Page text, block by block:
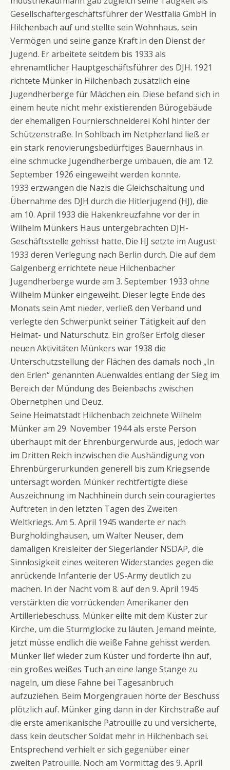
Gesellschaftergeschäftsführer der Westfalia GmbH in
Hilchenbach auf und stellte sein Wohnhaus, sein
Vermögen und seine ganze Kraft in den Dienst der
Jugend. Er arbeitete seitdem bis 1933 als
ehrenamtlicher Hauptgeschäftsführer des DJH. 1921
richtete Münker in Hilchenbach zusätzlich eine
Jugendherberge für Mädchen ein. Diese befand sich in
einem heute nicht mehr existierenden Bürogebäude
der ehemaligen Fournierschneiderei Kohl hinter der
Schützenstraße. In Sohlbach im Netpherland ließ er
ein stark renovierungsbedürftiges Bauernhaus in
eine schmucke Jugendherberge umbauen, die am 12.
September 1926 eingeweiht werden konnte.
1933 erzwangen die Nazis die Gleichschaltung und
Übernahme des DJH durch die Hitlerjugend (HJ), die
am 10. April 1933 die Hakenkreuzfahne vor der in
Wilhelm Münkers Haus untergebrachten DJH-
Geschäftsstelle gehisst hatte. Die HJ setzte im August
1933 deren Verlegung nach Berlin durch. Die auf dem
Galgenberg errichtete neue Hilchenbacher
Jugendherberge wurde am 3. September 1933 ohne
Wilhelm Münker eingeweiht. Dieser legte Ende des
Monats sein Amt nieder, verließ den Verband und
verlegte den Schwerpunkt seiner Tätigkeit auf den
Heimat- und Naturschutz. Ein großer Erfolg dieser
neuen Aktivitäten Münkers war 1938 die
Unterschutzstellung der Flächen des damals noch „In
den Erlen“ genannten Auenwaldes entlang der Sieg im
Bereich der Mündung des Beienbachs zwischen
Obernetphen und Deuz.
Seine Heimatstadt Hilchenbach zeichnete Wilhelm
Münker am 29. November 1944 als erste Person
überhaupt mit der Ehrenbürgerwürde aus, jedoch war
im Dritten Reich inzwischen die Aushändigung von
Ehrenbürgerurkunden generell bis zum Kriegsende
untersagt worden. Münker rechtfertigte diese
Auszeichnung im Nachhinein durch sein couragiertes
Auftreten in den letzten Tagen des Zweiten
Weltkriegs. Am 5. April 1945 wanderte er nach
Burgholdinghausen, um Walter Neuser, dem
damaligen Kreisleiter der Siegerländer NSDAP, die
Sinnlosigkeit eines weiteren Widerstandes gegen die
anrückende Infanterie der US-Army deutlich zu
machen. In der Nacht vom 8. auf den 9. April 1945
verstärkten die vorrückenden Amerikaner den
Artilleriebeschuss. Münker eilte mit dem Küster zur
Kirche, um die Sturmglocke zu läuten. Jemand meinte,
jetzt müsse endlich die weiße Fahne gehisst werden.
Münker lief wieder zum Küster und forderte ihn auf,
ein großes weißes Tuch an eine lange Stange zu
nageln, um diese Fahne bei Tagesanbruch
aufzuziehen. Beim Morgengrauen hörte der Beschuss
plötzlich auf. Münker ging dann in der Kirchstraße auf
die erste amerikanische Patrouille zu und versicherte,
dass kein deutscher Soldat mehr in Hilchenbach sei.
Entsprechend verhielt er sich gegenüber einer
zweiten Patrouille. Noch am Vormittag des 9. April